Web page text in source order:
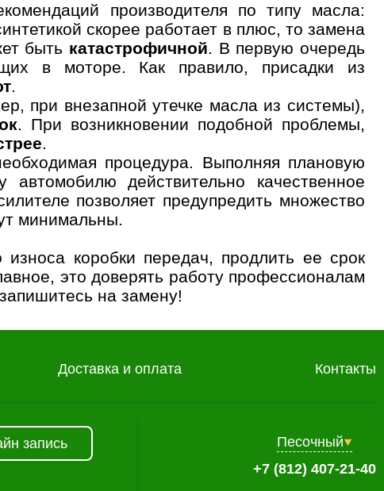
производителя по типу масла:
скорее работает в плюс, то замена
быть катастрофичной. В первую очередь
в моторе. Как правило, присадки из
.
при внезапной утечке масла из системы),
. При возникновении подобной проблемы,
.
процедура. Выполняя плановую
действительно качественное
позволяет предупредить множество
минимальны.
коробки передач, продлить ее срок
это доверять работу профессионалам
на замену!
Доставка и оплата Контакты
запись
Песочный
+7 (812) 407-21-40